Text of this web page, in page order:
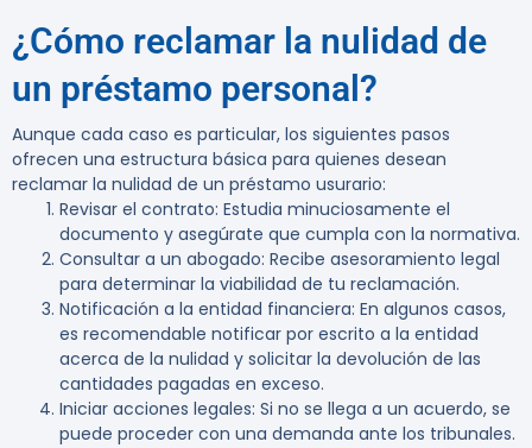
¿Cómo reclamar la nulidad de
un préstamo personal?
Aunque cada caso es particular, los siguientes pasos
ofrecen una estructura básica para quienes desean
reclamar la nulidad de un préstamo usurario:
Revisar el contrato: Estudia minuciosamente el
documento y asegúrate que cumpla con la normativa.
Consultar a un abogado: Recibe asesoramiento legal
para determinar la viabilidad de tu reclamación.
Notificación a la entidad financiera: En algunos casos,
es recomendable notificar por escrito a la entidad
acerca de la nulidad y solicitar la devolución de las
cantidades pagadas en exceso.
Iniciar acciones legales: Si no se llega a un acuerdo, se
puede proceder con una demanda ante los tribunales.